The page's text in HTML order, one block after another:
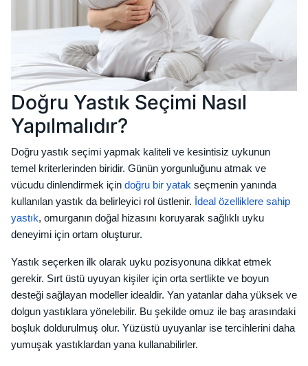
Doğru Yastık Seçimi Nasıl
Yapılmalıdır?
Doğru yastık seçimi yapmak kaliteli ve kesintisiz uykunun
temel kriterlerinden biridir. Günün yorgunluğunu atmak ve
vücudu dinlendirmek için doğru bir yatak seçmenin yanında
kullanılan yastık da belirleyici rol üstlenir. İdeal özelliklere sahip
yastık, omurganın doğal hizasını koruyarak sağlıklı uyku
deneyimi için ortam oluşturur.
Yastık seçerken ilk olarak uyku pozisyonuna dikkat etmek
gerekir. Sırt üstü uyuyan kişiler için orta sertlikte ve boyun
desteği sağlayan modeller idealdir. Yan yatanlar daha yüksek ve
dolgun yastıklara yönelebilir. Bu şekilde omuz ile baş arasındaki
boşluk doldurulmuş olur. Yüzüstü uyuyanlar ise tercihlerini daha
yumuşak yastıklardan yana kullanabilirler.